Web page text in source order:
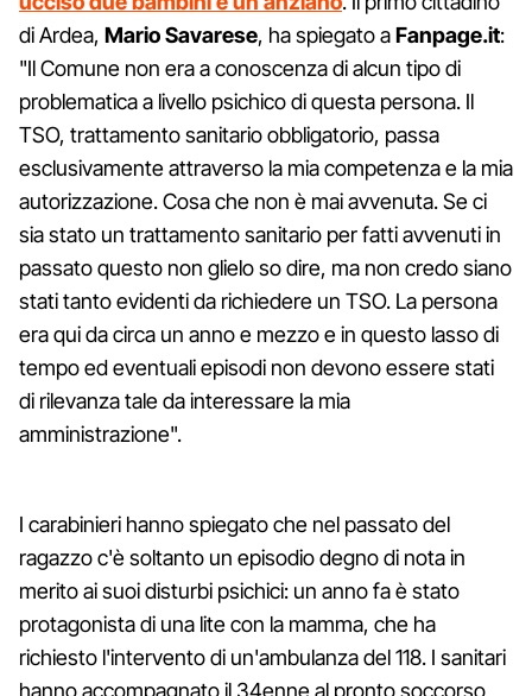
di Ardea, Mario Savarese, ha spiegato aFanpage.it:
"Il Comune non era a conoscenza di alcun tipo di
problematica a livello psichico di questa persona. Il
TSO, trattamento sanitario obbligatorio, passa
esclusivamente attraverso la mia competenza e la mia
autorizzazione. Cosa che non è mai avvenuta. Se ci
sia stato un trattamento sanitario per fatti avvenuti in
passato questo non glielo so dire, ma non credo siano
stati tanto evidenti da richiedere un TSO. La persona
era qui da circa un anno e mezzo e in questo lasso di
tempo ed eventuali episodi non devono essere stati
di rilevanza tale da interessare la mia
amministrazione".
I carabinieri hanno spiegato che nel passato del
ragazzo c'è soltanto un episodio degno di nota in
merito ai suoi disturbi psichici: un anno fa è stato
protagonista di una lite con la mamma, che ha
richiesto l'intervento di un'ambulanza del 118. I sanitari
hanno accompagnato il 34enne al pronto soccorso